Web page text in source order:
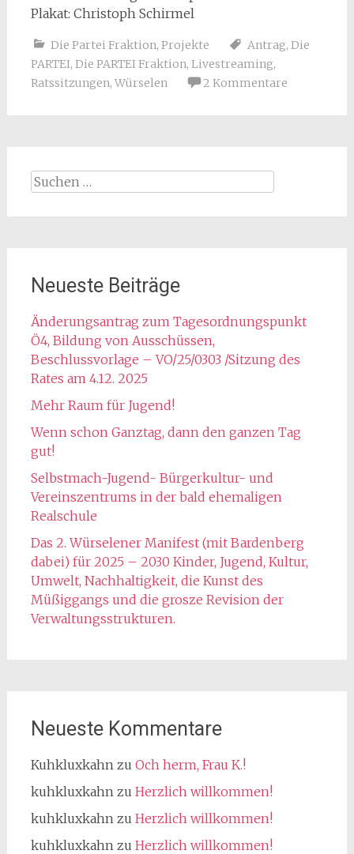
Plakat: Christoph Schirmel
Die Partei Fraktion, Projekte Antrag, Die
PARTEI, Die PARTEI Fraktion, Livestreaming,
Ratssitzungen, Würselen 2 Kommentare
Suchen
nach:
Neueste Beiträge
Änderungsantrag zum Tagesordnungspunkt
Ö4, Bildung von Ausschüssen,
Beschlussvorlage – VO/25/0303 /Sitzung des
Rates am 4.12. 2025
Mehr Raum für Jugend!
Wenn schon Ganztag, dann den ganzen Tag
gut!
Selbstmach-Jugend- Bürgerkultur- und
Vereinszentrums in der bald ehemaligen
Realschule
Das 2. Würselener Manifest (mit Bardenberg
dabei) für 2025 – 2030 Kinder, Jugend, Kultur,
Umwelt, Nachhaltigkeit, die Kunst des
Müßiggangs und die grosze Revision der
Verwaltungsstrukturen.
Neueste Kommentare
Kuhkluxkahn zu Och herm, Frau K.!
kuhkluxkahn zu Herzlich willkommen!
kuhkluxkahn zu Herzlich willkommen!
kuhkluxkahn zu Herzlich willkommen!